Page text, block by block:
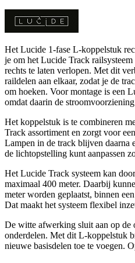
Het Lucide 1-fase L-koppelstuk
je om het Lucide Track
rechts te laten verlopen. Met dit
raildelen aan elkaar, zodat je de
om hoeken. Voor montage is een
omdat daarin de
Het koppelstuk is te combineren
Track assortiment en zorgt voor
Lampen in de track blijven daarna
de lichtopstelling kunt aanpassen
Het Lucide Track systeem kan
maximaal 400 meter. Daarbij
meter worden geplaatst, binnen
Dat maakt het systeem flexibel
De witte afwerking sluit aan op de
onderdelen. Met dit L-koppelstuk
nieuwe basisdelen toe te voegen.